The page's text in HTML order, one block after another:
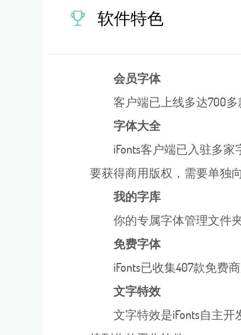
软件特色
会员字体
客户端已上线多达700
字体大全
iFonts客户端已入驻多
要获得商用版权，需要单独
我的字库
你的专属字体管理文件
免费字体
iFonts已收集407款免费
文字特效
文字特效是iFonts自主